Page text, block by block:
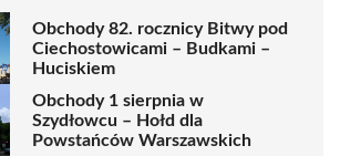
Obchody 82. rocznicy Bitwy pod
Ciechostowicami – Budkami –
Huciskiem
Obchody 1 sierpnia w
Szydłowcu – Hołd dla
Powstańców Warszawskich